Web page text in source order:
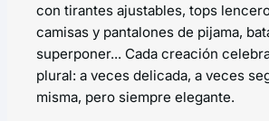
con tirantes ajustables, tops
camisas y pantalones de pijama,
superponer... Cada creación
plural: a veces delicada, a veces
misma, pero siempre elegante.